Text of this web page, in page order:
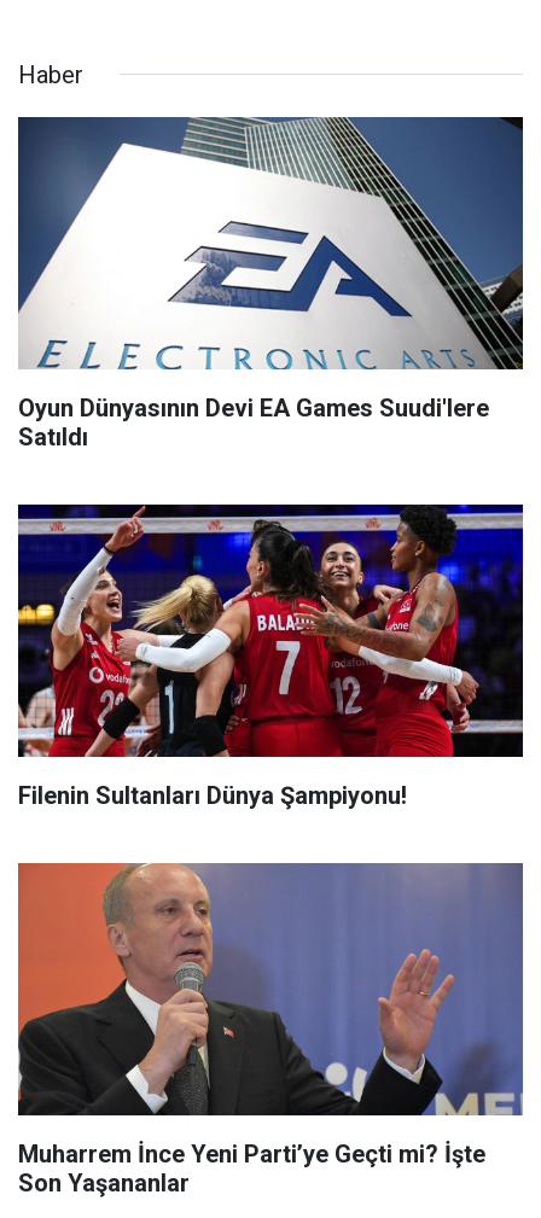
Haber
Oyun Dünyasının Devi EA Games Suudi'lere
Satıldı
Filenin Sultanları Dünya Şampiyonu!
Muharrem İnce Yeni Parti’ye Geçti mi? İşte
Son Yaşananlar